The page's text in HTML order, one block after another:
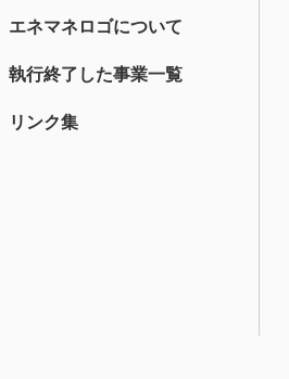
エネマネロゴについて
執行終了した事業一覧
リンク集